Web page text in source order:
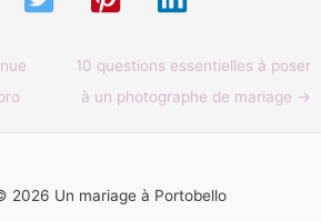
10 questions essentielles à poser
à un photographe de mariage →
2026 Un mariage à Portobello